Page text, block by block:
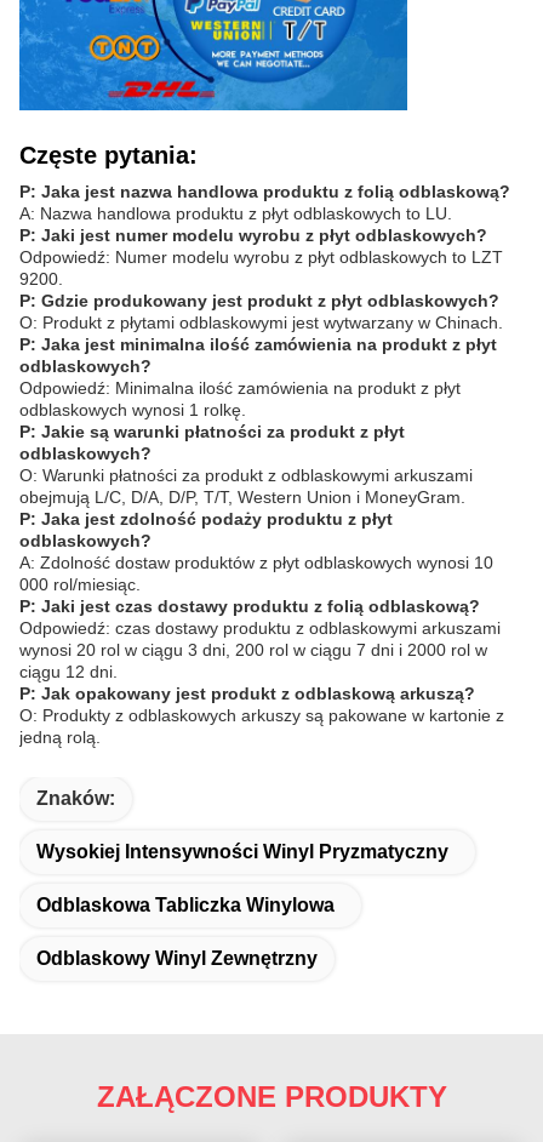
Częste pytania:
P: Jaka jest nazwa handlowa produktu z folią odblaskową?
A: Nazwa handlowa produktu z płyt odblaskowych to LU.
P: Jaki jest numer modelu wyrobu z płyt odblaskowych?
Odpowiedź: Numer modelu wyrobu z płyt odblaskowych to LZT
9200.
P: Gdzie produkowany jest produkt z płyt odblaskowych?
O: Produkt z płytami odblaskowymi jest wytwarzany w Chinach.
P: Jaka jest minimalna ilość zamówienia na produkt z płyt
odblaskowych?
Odpowiedź: Minimalna ilość zamówienia na produkt z płyt
odblaskowych wynosi 1 rolkę.
P: Jakie są warunki płatności za produkt z płyt
odblaskowych?
O: Warunki płatności za produkt z odblaskowymi arkuszami
obejmują L/C, D/A, D/P, T/T, Western Union i MoneyGram.
P: Jaka jest zdolność podaży produktu z płyt
odblaskowych?
A: Zdolność dostaw produktów z płyt odblaskowych wynosi 10
000 rol/miesiąc.
P: Jaki jest czas dostawy produktu z folią odblaskową?
Odpowiedź: czas dostawy produktu z odblaskowymi arkuszami
wynosi 20 rol w ciągu 3 dni, 200 rol w ciągu 7 dni i 2000 rol w
ciągu 12 dni.
P: Jak opakowany jest produkt z odblaskową arkuszą?
O: Produkty z odblaskowych arkuszy są pakowane w kartonie z
jedną rolą.
Znaków:
Wysokiej Intensywności Winyl Pryzmatyczny
Odblaskowa Tabliczka Winylowa
Odblaskowy Winyl Zewnętrzny
ZAŁĄCZONE PRODUKTY